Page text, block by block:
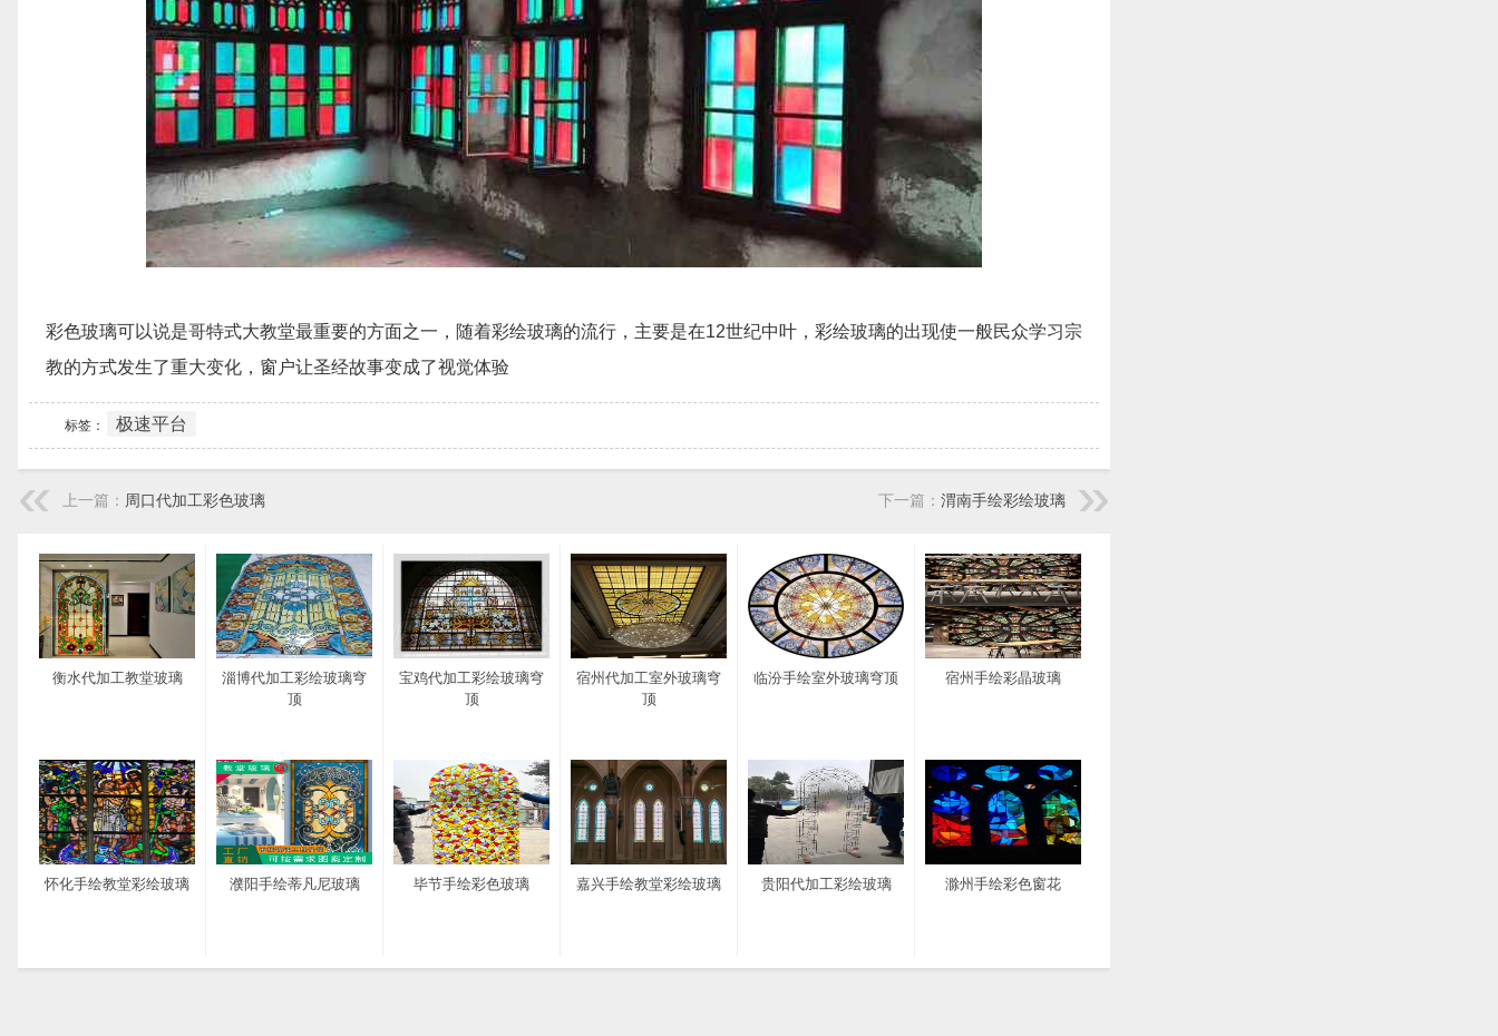
彩色玻璃可以说是哥特式大教堂最重要的方面之一，随着彩绘玻璃的流行，主要是在12世纪中叶，彩绘玻璃的出现使一般民众学习宗
教的方式发生了重大变化，窗户让圣经故事变成了视觉体验
标签： 极速平台
上一篇： 周口代加工彩色玻璃 下一篇： 渭南手绘彩绘玻璃
衡水代加工教堂玻璃
淄博代加工彩绘玻璃穹
顶
宝鸡代加工彩绘玻璃穹
顶
宿州代加工室外玻璃穹
顶
临汾手绘室外玻璃穹顶 宿州手绘彩晶玻璃
怀化手绘教堂彩绘玻璃 濮阳手绘蒂凡尼玻璃 毕节手绘彩色玻璃 嘉兴手绘教堂彩绘玻璃 贵阳代加工彩绘玻璃 滁州手绘彩色窗花